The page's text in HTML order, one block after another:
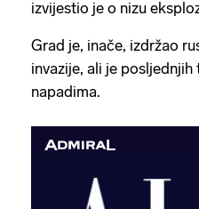
izvijestio je o nizu
Grad je, inače, izdržao
invazije, ali je
napadima.